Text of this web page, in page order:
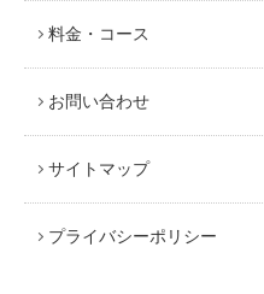
料金・コース
お問い合わせ
サイトマップ
プライバシーポリシー